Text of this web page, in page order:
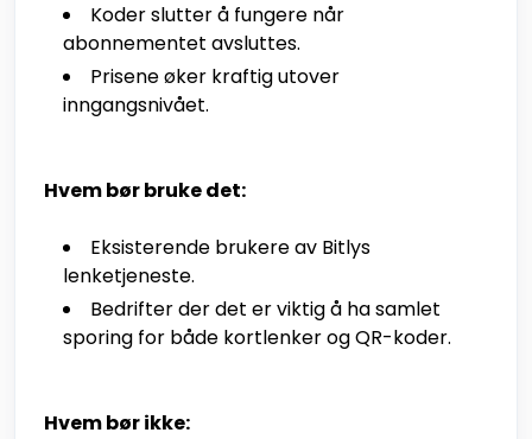
Koder slutter å fungere når
abonnementet avsluttes.
Prisene øker kraftig utover
inngangsnivået.
Hvem bør bruke det:
Eksisterende brukere av Bitlys
lenketjeneste.
Bedrifter der det er viktig å ha samlet
sporing for både kortlenker og QR-koder.
Hvem bør ikke: